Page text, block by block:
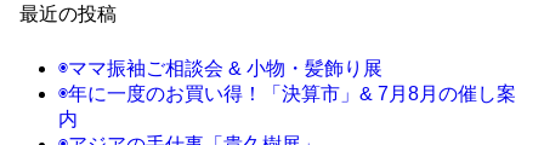
最近の投稿
◉ママ振袖ご相談会 & 小物・髪飾り展
◉年に一度のお買い得！「決算市」& 7月8月の催し案
内